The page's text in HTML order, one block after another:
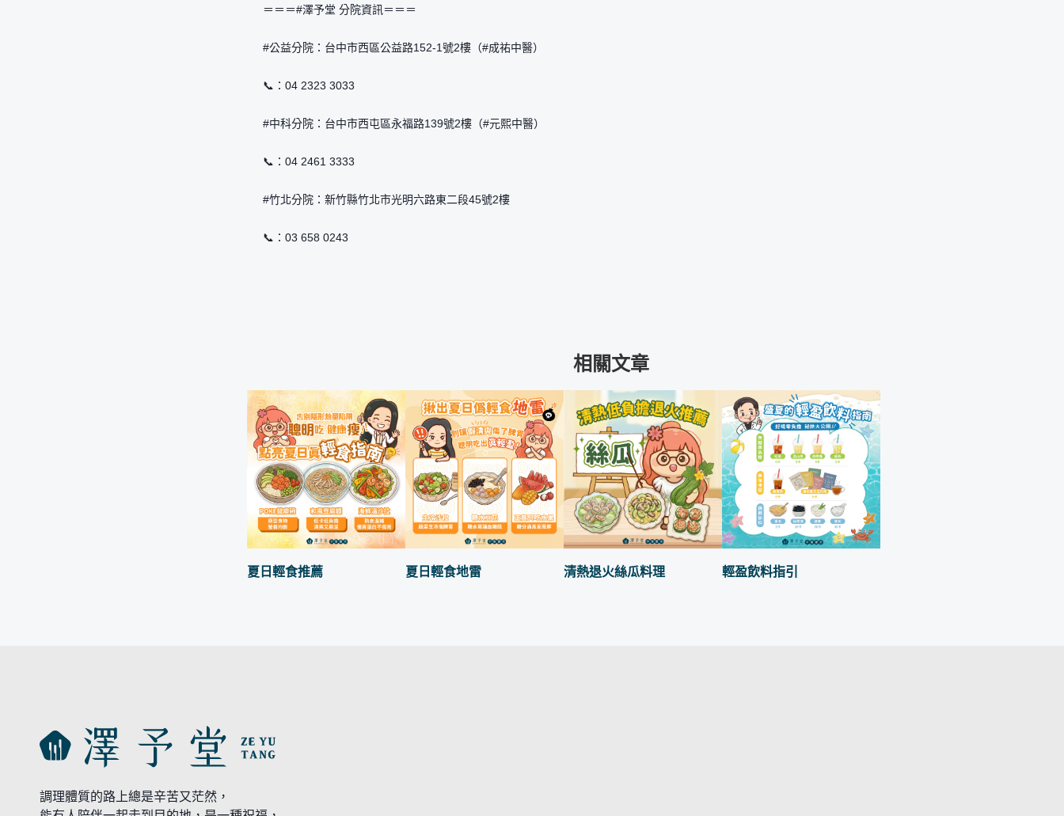
＝＝＝#澤予堂 分院資訊＝＝＝
#公益分院：台中市西區公益路152-1號2樓（#成祐中醫）
📞：04 2323 3033
#中科分院：台中市西屯區永福路139號2樓（#元熙中醫）
📞：04 2461 3333
#竹北分院：新竹縣竹北市光明六路東二段45號2樓
📞：03 658 0243
相關文章
夏日輕食推薦 夏日輕食地雷 清熱退火絲瓜料理 輕盈飲料指引
調理體質的路上總是辛苦又茫然，